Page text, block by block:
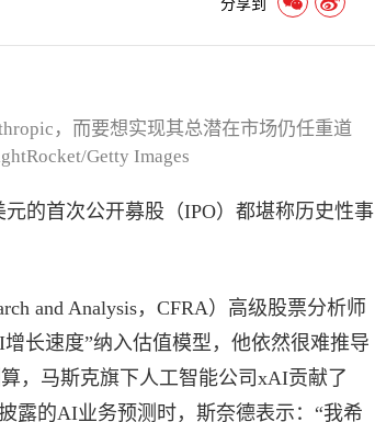
分享到
，而要想实现其总潜在市场仍任重道
Getty Images
的首次公开募股（IPO）都堪称历史性事
and Analysis，CFRA）高级股票分析师
长速度”纳入估值模型，他依然很难推导
，马斯克旗下人工智能公司xAI贡献了
露的AI业务预测时，斯奈德表示：“我希